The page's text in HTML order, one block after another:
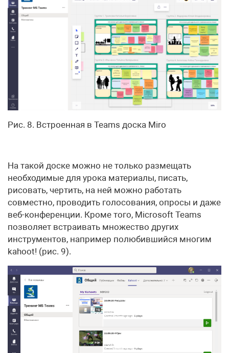
Рис. 8. Встроенная в Teams доска Miro
На такой доске можно не только размещать
необходимые для урока материалы, писать,
рисовать, чертить, на ней можно работать
совместно, проводить голосования, опросы и даже
веб-конференции. Кроме того, Microsoft Teams
позволяет встраивать множество других
инструментов, например полюбившийся многим
kahoot! (рис. 9).